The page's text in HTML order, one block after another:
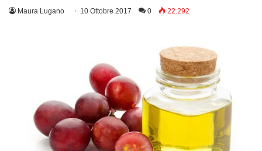
Maura Lugano 10 Ottobre 2017 0 22.292